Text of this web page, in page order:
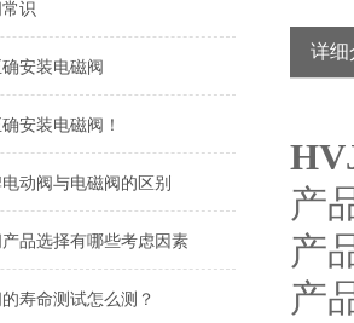
识
安装电磁阀
安装电磁阀！
动阀与电磁阀的区别
品选择有哪些考虑因素
寿命测试怎么测？
详细
产
产
产